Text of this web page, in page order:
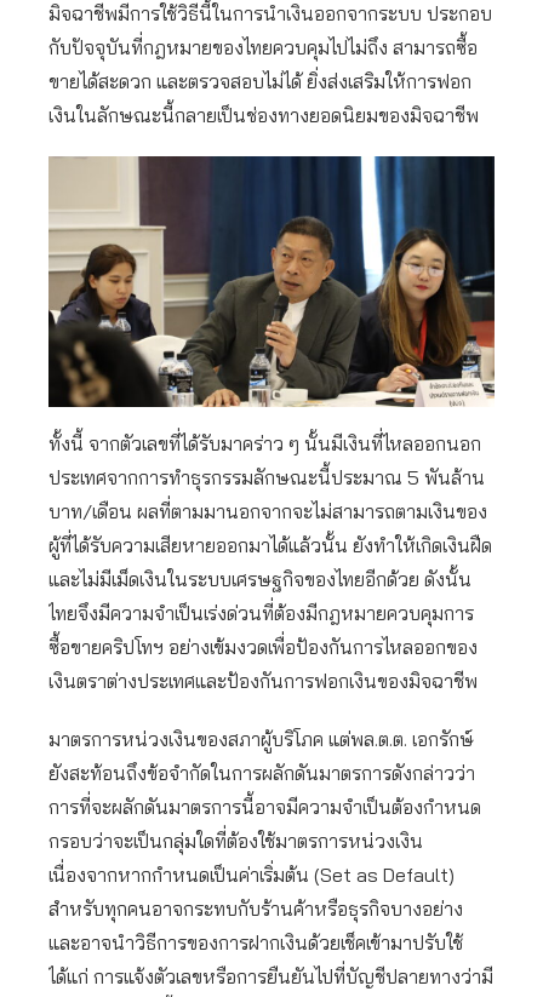
มิจฉาชีพมีการใช้วิธีนี้ในการนำเงินออกจากระบบ ประกอบ
กับปัจจุบันที่กฎหมายของไทยควบคุมไปไม่ถึง สามารถซื้อ
ขายได้สะดวก และตรวจสอบไม่ได้ ยิ่งส่งเสริมให้การฟอก
เงินในลักษณะนี้กลายเป็นช่องทางยอดนิยมของมิจฉาชีพ
ทั้งนี้ จากตัวเลขที่ได้รับมาคร่าว ๆ นั้นมีเงินที่ไหลออกนอก
ประเทศจากการทำธุรกรรมลักษณะนี้ประมาณ 5 พันล้าน
บาท/เดือน ผลที่ตามมานอกจากจะไม่สามารถตามเงินของ
ผู้ที่ได้รับความเสียหายออกมาได้แล้วนั้น ยังทำให้เกิดเงินฝืด
และไม่มีเม็ดเงินในระบบเศรษฐกิจของไทยอีกด้วย ดังนั้น
ไทยจึงมีความจำเป็นเร่งด่วนที่ต้องมีกฎหมายควบคุมการ
ซื้อขายคริปโทฯ อย่างเข้มงวดเพื่อป้องกันการไหลออกของ
เงินตราต่างประเทศและป้องกันการฟอกเงินของมิจฉาชีพ
มาตรการหน่วงเงินของสภาผู้บริโภค แต่พล.ต.ต. เอกรักษ์
ยังสะท้อนถึงข้อจำกัดในการผลักดันมาตรการดังกล่าวว่า
การที่จะผลักดันมาตรการนี้อาจมีความจำเป็นต้องกำหนด
กรอบว่าจะเป็นกลุ่มใดที่ต้องใช้มาตรการหน่วงเงิน
เนื่องจากหากกำหนดเป็นค่าเริ่มต้น (Set as Default)
สำหรับทุกคนอาจกระทบกับร้านค้าหรือธุรกิจบางอย่าง
และอาจนำวิธีการของการฝากเงินด้วยเช็คเข้ามาปรับใช้
ได้แก่ การแจ้งตัวเลขหรือการยืนยันไปที่บัญชีปลายทางว่ามี